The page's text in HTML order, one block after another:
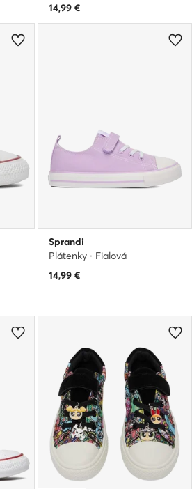
14,99 €
Sprandi
Plátenky · Fialová
14,99 €